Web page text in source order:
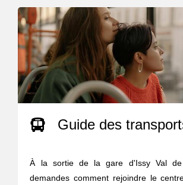
Guide des
À la sortie de la gare d'Issy Val
demandes comment rejoindre le